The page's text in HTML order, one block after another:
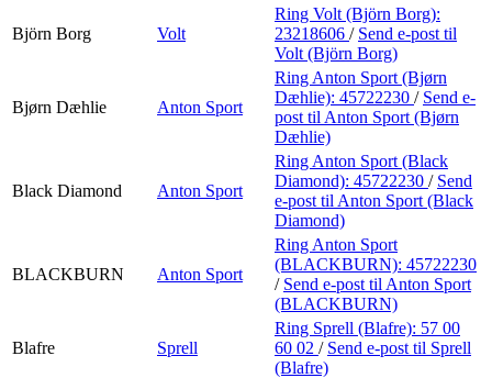
Björn Borg Volt
Ring Volt (Björn Borg):
23218606 / Send e-post til
Volt (Björn Borg)
Bjørn Dæhlie Anton Sport
Ring Anton Sport (Bjørn
Dæhlie): 45722230 / Send e-
post til Anton Sport (Bjørn
Dæhlie)
Black Diamond Anton Sport
Ring Anton Sport (Black
Diamond): 45722230 / Send
e-post til Anton Sport (Black
Diamond)
BLACKBURN Anton Sport
Ring Anton Sport
(BLACKBURN): 45722230
/ Send e-post til Anton Sport
(BLACKBURN)
Blafre Sprell
Ring Sprell (Blafre): 57 00
60 02 / Send e-post til Sprell
(Blafre)